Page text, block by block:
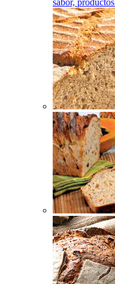
sabor,